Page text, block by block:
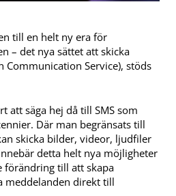
till en helt ny era för
– det nya sättet att skicka
Communication Service), stöds
att säga hej då till SMS som
Där man begränsats till
skicka bilder, videor, ljudfiler
detta helt nya möjligheter
förändring till att skapa
meddelanden direkt till